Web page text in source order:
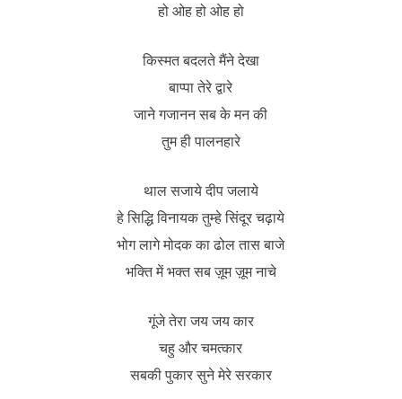
हो ओह हो ओह हो
किस्मत बदलते मैंने देखा
बाप्पा तेरे द्वारे
जाने गजानन सब के मन की
तुम ही पालनहारे
थाल सजाये दीप जलाये
हे सिद्धि विनायक तुम्हे सिंदूर चढ़ाये
भोग लागे मोदक का ढोल तास बाजे
भक्ति में भक्त सब ज़ूम ज़ूम नाचे
गूंजे तेरा जय जय कार
चहु और चमत्कार
सबकी पुकार सुने मेरे सरकार